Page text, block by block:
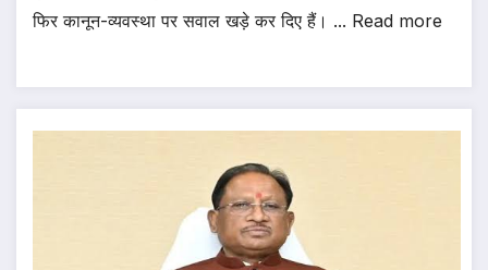
फिर कानून-व्यवस्था पर सवाल खड़े कर दिए हैं। ... Read more